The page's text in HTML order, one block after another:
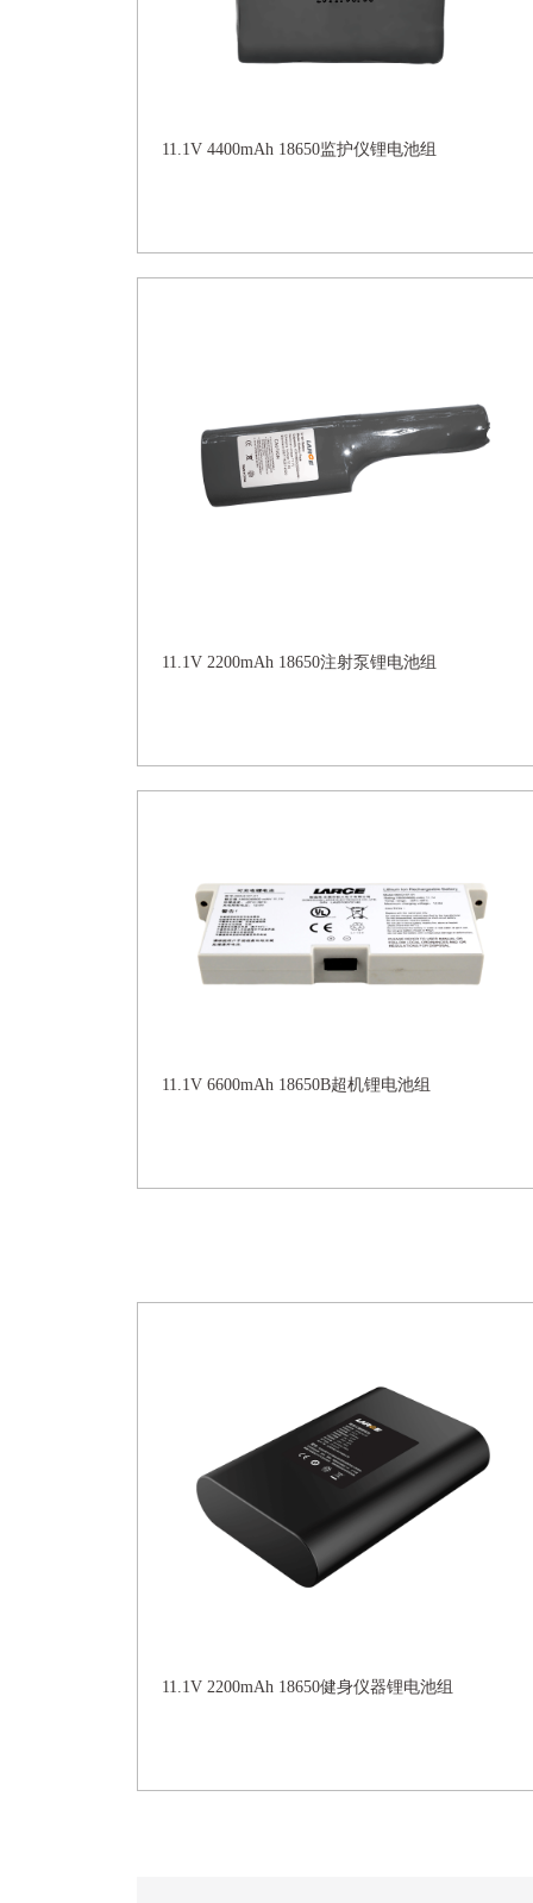
11.1V 4400mAh 18650监护仪锂电池组
11.1V 2200mAh 18650注射泵锂电池组
11.1V 6600mAh 18650B超机锂电池组
11.1V 2200mAh 18650健身仪器锂电池组